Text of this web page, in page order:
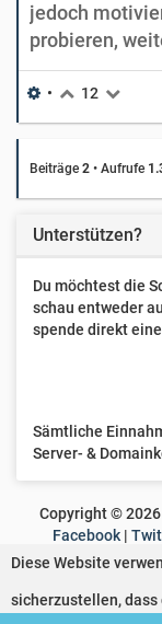
jedoch
probieren,
• 12
Beiträge 2 • Aufrufe
Unterstützen?
Du möchtest die
schau entweder
spende direkt
Sämtliche
Server- &
Copyright ©2026
Facebook |
Diese Website
sicherzustellen, dass